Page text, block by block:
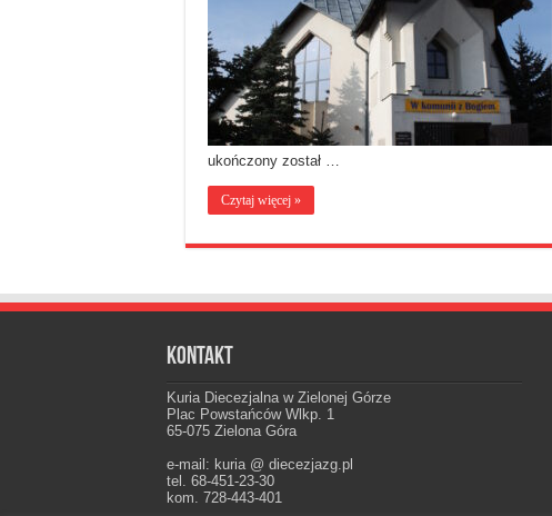
ukończony został …
Czytaj więcej »
Kontakt
Kuria Diecezjalna w Zielonej Górze
Plac Powstańców Wlkp. 1
65-075 Zielona Góra
e-mail: kuria @ diecezjazg.pl
tel. 68-451-23-30
kom. 728-443-401